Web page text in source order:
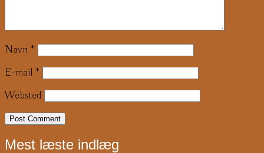
Navn *
E-mail *
Websted
Mest læste indlæg